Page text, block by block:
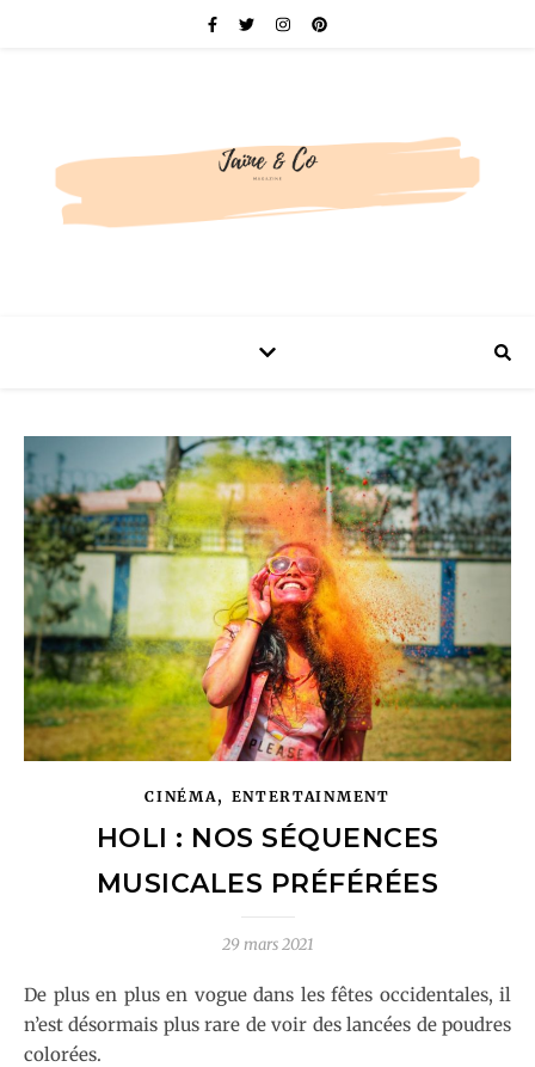
CINÉMA , ENTERTAINMENT
HOLI : NOS SÉQUENCES
MUSICALES PRÉFÉRÉES
29 mars 2021
De plus en plus en vogue dans les fêtes occidentales, il
n’est désormais plus rare de voir des lancées de poudres
colorées.